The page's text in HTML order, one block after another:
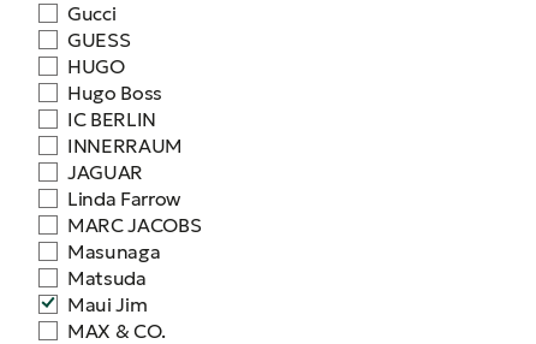
Gucci
GUESS
HUGO
Hugo Boss
IC BERLIN
INNERRAUM
JAGUAR
Linda Farrow
MARC JACOBS
Masunaga
Matsuda
Maui Jim
MAX & CO.